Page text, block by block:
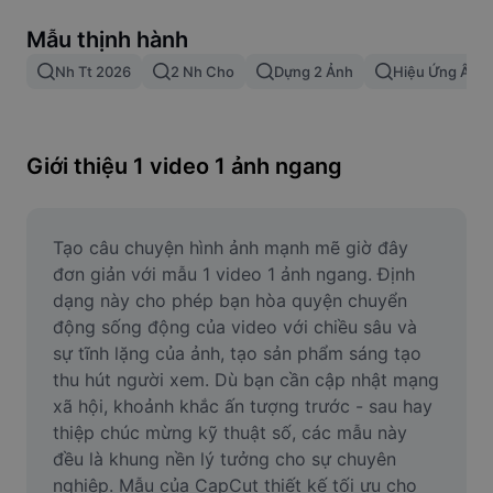
Gộp hình ảnh
Điều chỉnh kích thước hình ảnh
Công cụ tạo meme
AI Text Remover
AI People Remover
AI Inpainting
Face Cutout
Mẫu thịnh hành
Nh Tt 2026 2 Nh Cho Dựng 2 Ảnh Hiệu Ứng Âm
Giới thiệu 1 video 1 ảnh ngang
Tạo câu chuyện hình ảnh mạnh mẽ giờ đây
đơn giản với mẫu 1 video 1 ảnh ngang. Định
dạng này cho phép bạn hòa quyện chuyển
động sống động của video với chiều sâu và
sự tĩnh lặng của ảnh, tạo sản phẩm sáng tạo
thu hút người xem. Dù bạn cần cập nhật mạng
xã hội, khoảnh khắc ấn tượng trước - sau hay
thiệp chúc mừng kỹ thuật số, các mẫu này
đều là khung nền lý tưởng cho sự chuyên
nghiệp. Mẫu của CapCut thiết kế tối ưu cho